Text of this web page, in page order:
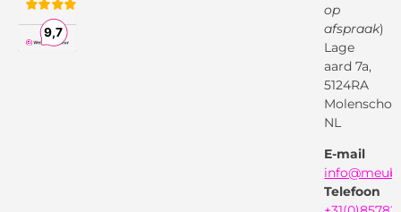
Garantievoorwaarden
op
afspraak)
Lage
aard 7a,
5124RA
Molenschot
NL
E-mail
Telefoon